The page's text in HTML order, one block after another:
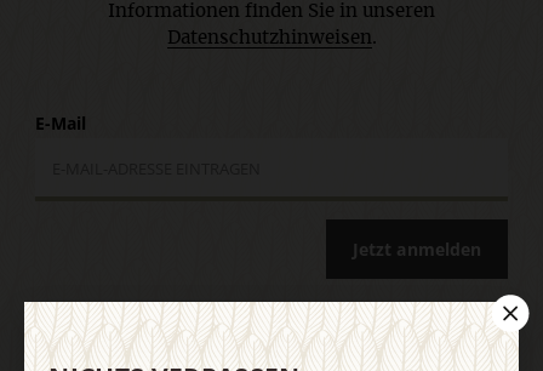
Informationen finden Sie in unseren
Datenschutzhinweisen .
E-Mail
Jetzt anmelden